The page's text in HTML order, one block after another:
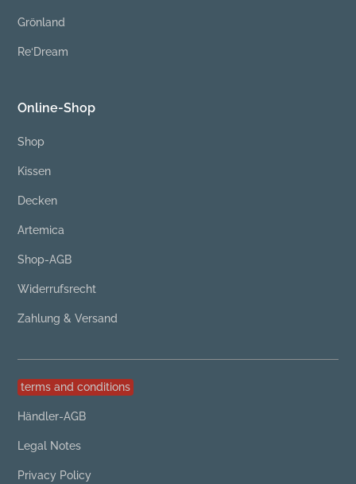
Grönland
Re‘Dream
Online-Shop
Shop
Kissen
Decken
Artemica
Shop-AGB
Widerrufsrecht
Zahlung & Versand
terms and conditions
Händler-AGB
Legal Notes
Privacy Policy